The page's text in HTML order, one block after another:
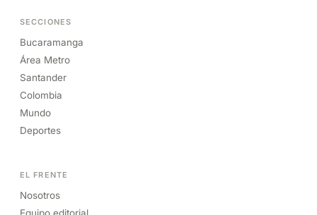
SECCIONES
Bucaramanga
Área Metro
Santander
Colombia
Mundo
Deportes
EL FRENTE
Nosotros